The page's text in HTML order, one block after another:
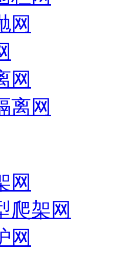
网
网
离网
网
爬架网
网